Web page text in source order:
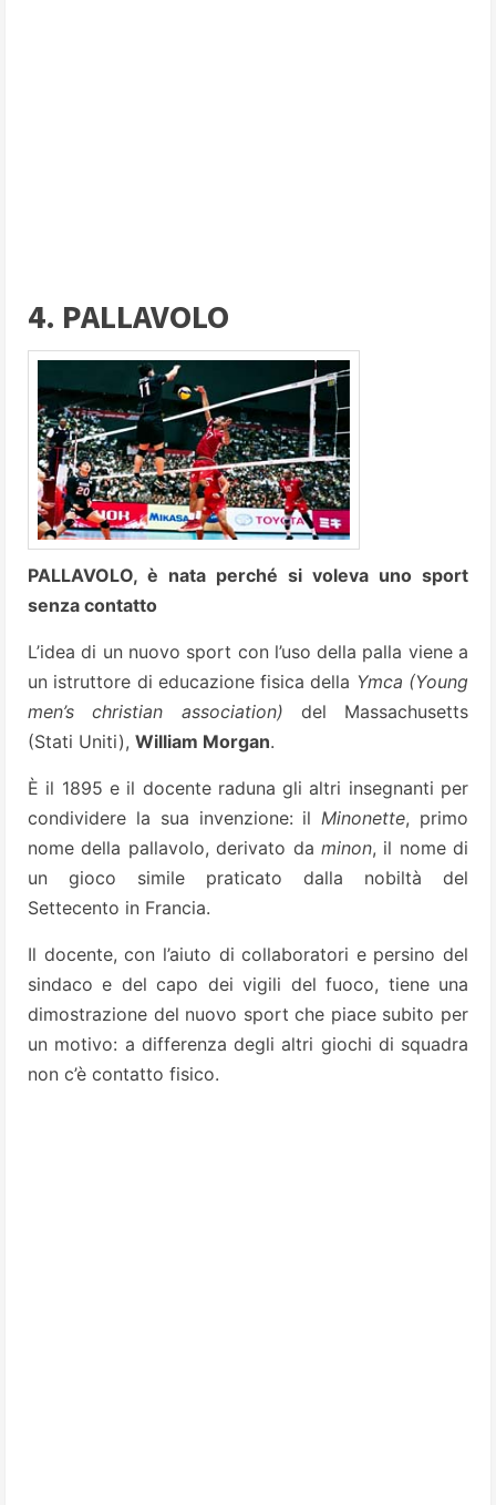
4. PALLAVOLO
PALLAVOLO, è nata perché si voleva uno sport
senza contatto
L’idea di un nuovo sport con l’uso della palla viene a
un istruttore di educazione fisica della Ymca (Young
men’s christian association) del Massachusetts
(Stati Uniti), William Morgan.
È il 1895 e il docente raduna gli altri insegnanti per
condividere la sua invenzione: ilMinonette, primo
nome della pallavolo, derivato da minon, il nome di
un gioco simile praticato dalla nobiltà del
Settecento in Francia.
Il docente, con l’aiuto di collaboratori e persino del
sindaco e del capo dei vigili del fuoco, tiene una
dimostrazione del nuovo sport che piace subito per
un motivo: a differenza degli altri giochi di squadra
non c’è contatto fisico.